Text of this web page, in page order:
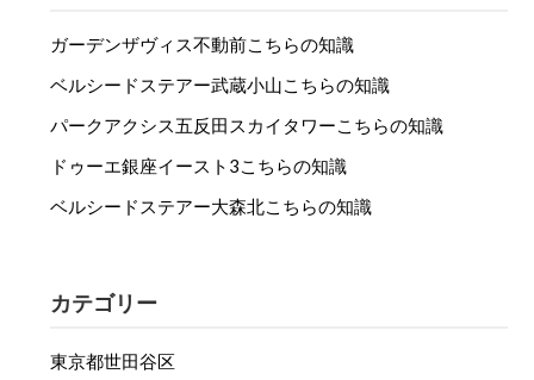
ガーデンザヴィス不動前こちらの知識
ベルシードステアー武蔵小山こちらの知識
パークアクシス五反田スカイタワーこちらの知識
ドゥーエ銀座イースト3こちらの知識
ベルシードステアー大森北こちらの知識
カテゴリー
東京都世田谷区